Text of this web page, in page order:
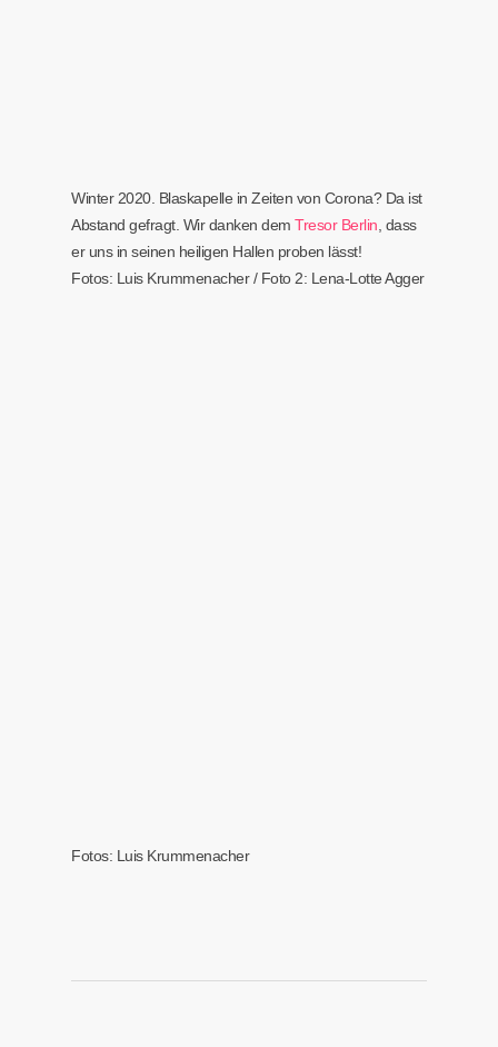
Winter 2020. Blaskapelle in Zeiten von Corona? Da ist
Abstand gefragt. Wir danken demTresor Berlin , dass
er uns in seinen heiligen Hallen proben lässt!
Fotos: Luis Krummenacher / Foto 2: Lena-Lotte Agger
Fotos: Luis Krummenacher